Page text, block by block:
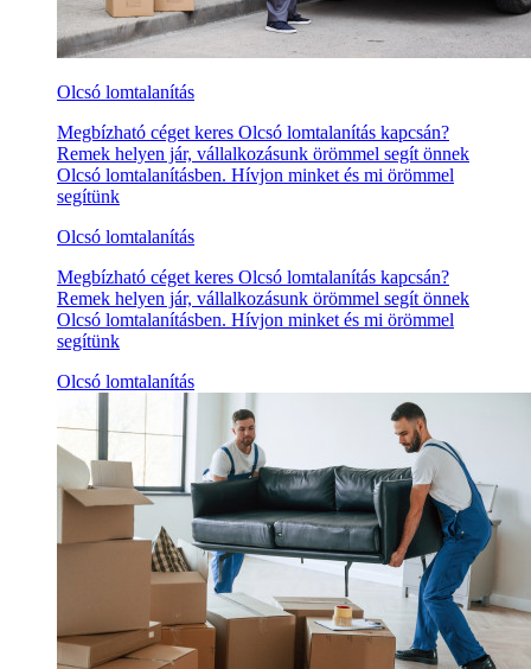
Olcsó lomtalanítás
Megbízható céget keres Olcsó lomtalanítás kapcsán?
Remek helyen jár, vállalkozásunk örömmel segít önnek
Olcsó lomtalanításben. Hívjon minket és mi örömmel
segítünk
Olcsó lomtalanítás
Megbízható céget keres Olcsó lomtalanítás kapcsán?
Remek helyen jár, vállalkozásunk örömmel segít önnek
Olcsó lomtalanításben. Hívjon minket és mi örömmel
segítünk
Olcsó lomtalanítás